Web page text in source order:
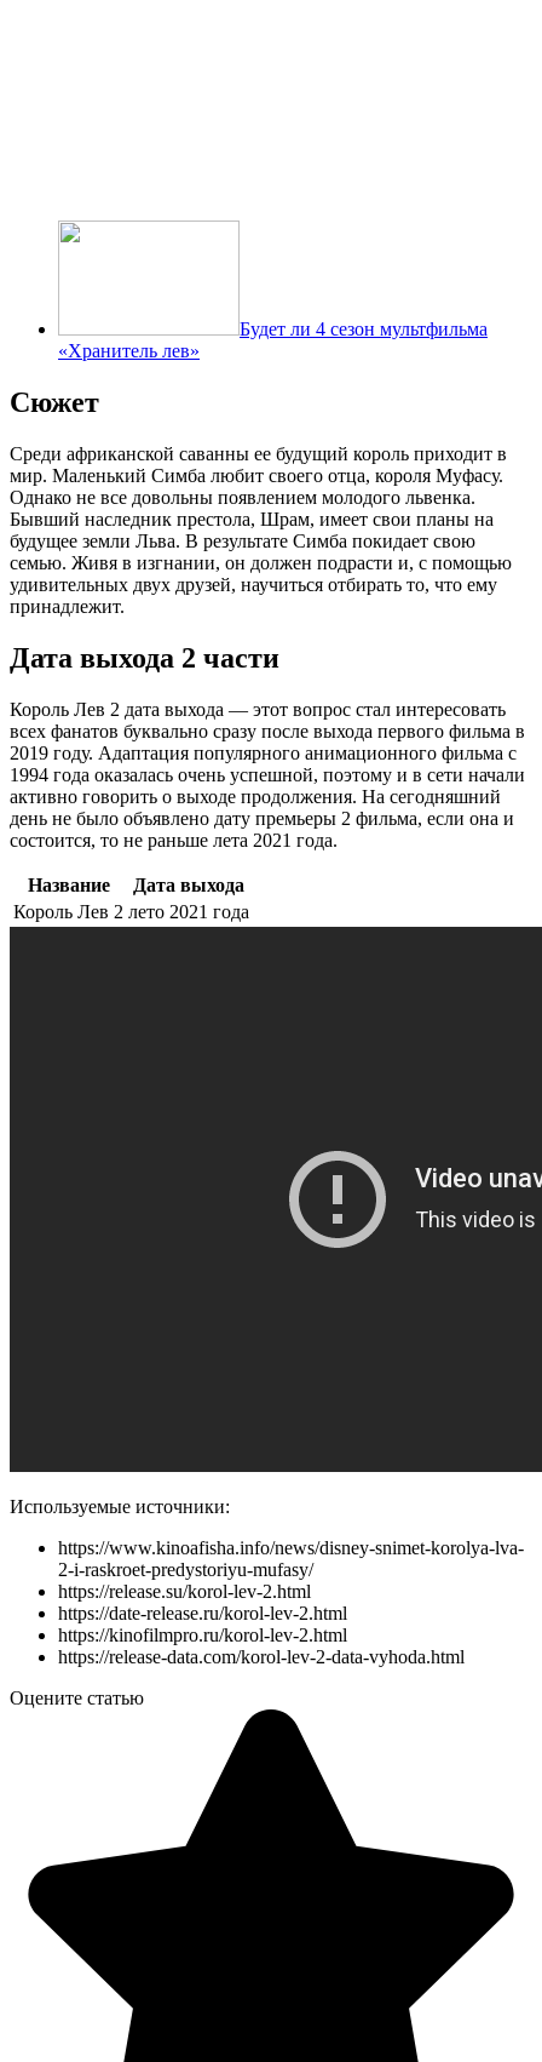
Будет ли 4 сезон мультфильма
«Хранитель лев»
Сюжет
Среди африканской саванны ее будущий король приходит в
мир. Маленький Симба любит своего отца, короля Муфасу.
Однако не все довольны появлением молодого львенка.
Бывший наследник престола, Шрам, имеет свои планы на
будущее земли Льва. В результате Симба покидает свою
семью. Живя в изгнании, он должен подрасти и, с помощью
удивительных двух друзей, научиться отбирать то, что ему
принадлежит.
Дата выхода 2 части
Король Лев 2 дата выхода — этот вопрос стал интересовать
всех фанатов буквально сразу после выхода первого фильма в
2019 году. Адаптация популярного анимационного фильма с
1994 года оказалась очень успешной, поэтому и в сети начали
активно говорить о выходе продолжения. На сегодняшний
день не было объявлено дату премьеры 2 фильма, если она и
состоится, то не раньше лета 2021 года.
Название
Дата выхода
Король Лев 2 лето 2021 года
Используемые источники:
https://www.kinoafisha.info/news/disney-snimet-korolya-lva-
2-i-raskroet-predystoriyu-mufasy/
https://release.su/korol-lev-2.html
https://date-release.ru/korol-lev-2.html
https://kinofilmpro.ru/korol-lev-2.html
https://release-data.com/korol-lev-2-data-vyhoda.html
Оцените статью